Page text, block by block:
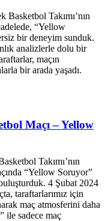
Takımı’nın
“Yellow
bir deneyim sunduk.
analizlerle dolu bir
maçın
bir arada yaşadı.
Maçı – Yellow
Takımı’nın
“Yellow Soruyor”
4 Şubat 2024
taraftarlarımız için
maç atmosferini daha
ile sadece maç